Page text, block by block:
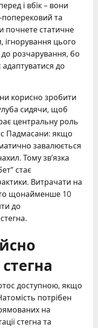
і вбік – вони
та
почнете статичне
ігнорування цього
розчарування, бо
адаптуватися до
корисно зробити
сидячи, щоб
центральну роль
Падмасани: якщо
завалюється
Тому зв’язка
стає
Витрачати на
щонайменше 10
до
доступною, якщо
потрібен
на
стегна та